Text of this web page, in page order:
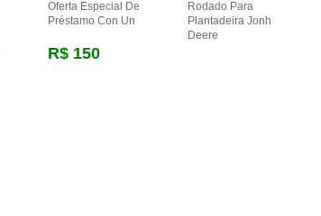
Oferta Especial De
Préstamo Con Un
R$ 150
Rodado Para
Plantadeira Jonh
Deere